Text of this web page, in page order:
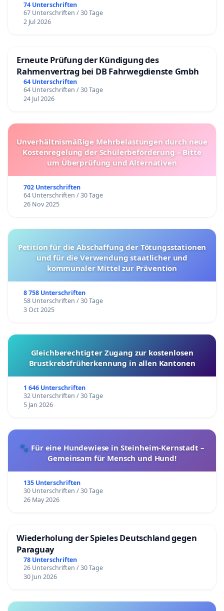
74 Unterschriften
67 Unterschriften / 30 Tage
2 Jul 2026
Erneute Prüfung der Kündigung des
Rahmenvertrag bei DB Fahrwegdienste Gmbh
64 Unterschriften
64 Unterschriften / 30 Tage
24 Jul 2026
Unverhältnismäßige Mehrbelastungen durch neue
Kostenregelung der Schülerbeförderung – Bitte
um Überprüfung und Alternativen
702 Unterschriften
64 Unterschriften / 30 Tage
26 Nov 2025
Petition für die Abschaffung der Tötungsstationen
und für die Verwendung staatlicher und
kommunaler Mittel zur Prävention
8 758 Unterschriften
58 Unterschriften / 30 Tage
3 Oct 2025
Gleichberechtigter Zugang zur kostenlosen
Brustkrebsfrüherkennung in allen Kantonen
1 646 Unterschriften
32 Unterschriften / 30 Tage
5 Jan 2026
🐾 Für eine Hundewiese in Steinheim-Kernstadt –
Gemeinsam für Mensch und Hund!
135 Unterschriften
30 Unterschriften / 30 Tage
26 May 2026
Wiederholung der Spieles Deutschland gegen
Paraguay
78 Unterschriften
26 Unterschriften / 30 Tage
30 Jun 2026